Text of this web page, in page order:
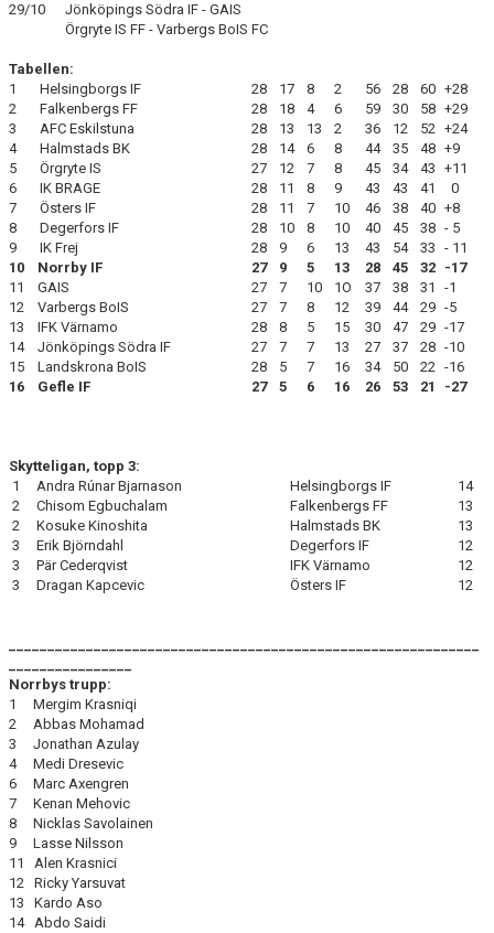
29/10 Jönköpings Södra IF - GAIS
Örgryte IS FF - Varbergs BoIS FC
Tabellen:
1 Helsingborgs IF
28 17 8 2 56 28 60 +28
2 Falkenbergs FF
28 18 4 6 59 30 58 +29
3 AFC Eskilstuna
28 13 13 2 36 12 52 +24
4 Halmstads BK
28 14 6 8 44 35 48 +9
5 Örgryte IS
27 12 7 8 45 34 43 +11
6 IK BRAGE
28 11 8 9 43 43 41
0
7 Östers IF
28 11 7 10 46 38 40 +8
8 Degerfors IF
28 10 8 10 40 45 38 - 5
9 IK Frej
28 9 6 13 43 54 33 - 11
10 Norrby IF
27 9 5 13 28 45 32 -17
11 GAIS
27 7 10 1O 37 38 31
-1
12 Varbergs BoIS
27 7 8 12 39 44 29 -5
13 IFK Värnamo
28 8 5 15 30 47 29 -17
14 Jönköpings Södra IF
27 7 7 13 27 37 28 -10
15 Landskrona BoIS
28 5 7 16 34 50 22 -16
16 Gefle IF
27 5 6 16 26 53 21 -27
Skytteligan, topp 3:
1 Andra Rúnar Bjarnason
Helsingborgs IF
14
2 Chisom Egbuchalam
Falkenbergs FF
13
2 Kosuke Kinoshita
Halmstads BK
13
3 Erik Björndahl
Degerfors IF
12
3 Pär Cederqvist
IFK Värnamo
12
3 Dragan Kapcevic
Östers IF 12
_____________________________________________________________
________________
Norrbys trupp:
1 Mergim Krasniqi
2 Abbas Mohamad
3 Jonathan Azulay
4 Medi Dresevic
6 Marc Axengren
7 Kenan Mehovic
8 Nicklas Savolainen
9 Lasse Nilsson
11 Alen Krasnici
12 Ricky Yarsuvat
13 Kardo Aso
14 Abdo Saidi